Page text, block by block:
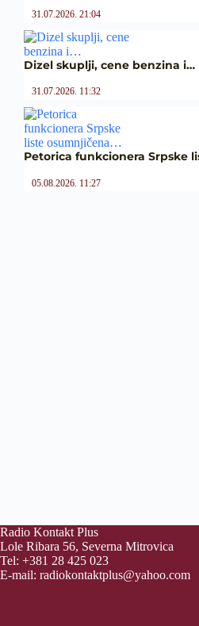
31.07.2026. 21:04
Dizel skuplji, cene benzina i…
31.07.2026. 11:32
Petorica funkcionera Srpske
05.08.2026. 11:27
Radio Kontakt Plus
Lole Ribara 56, Severna Mitrovica
Tel: +381 28 425 023
E-mail: radiokontaktplus@yahoo.com